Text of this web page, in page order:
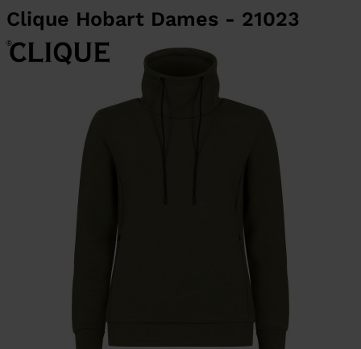
Clique Hobart Dames - 21023